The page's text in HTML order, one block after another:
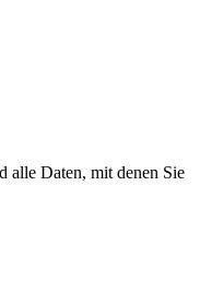
alle Daten, mit denen Sie